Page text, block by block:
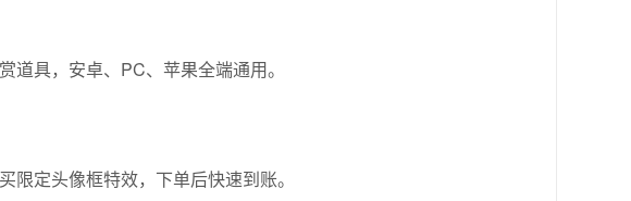
道具，安卓、PC、苹果全端通用。
定头像框特效，下单后快速到账。